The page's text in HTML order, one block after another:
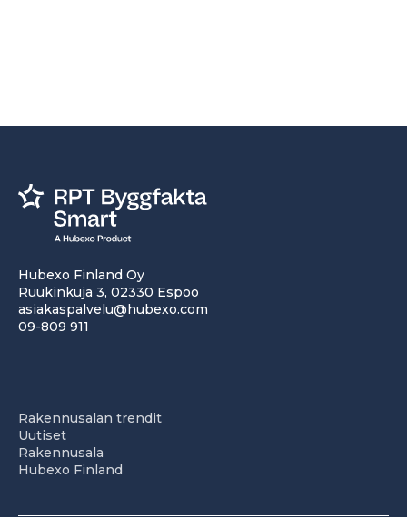
Hubexo Finland Oy
Ruukinkuja 3, 02330 Espoo
asiakaspalvelu@hubexo.com
09-809 911
Rakennusalan trendit
Uutiset
Rakennusala
Hubexo Finland